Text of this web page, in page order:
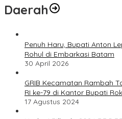
Daerah
Penuh Haru, Bupati Anton
Rohul di Embarkasi Batam
30 April 2026
GRIB Kecamatan Rambah
RI ke-79 di Kantor Bupati
17 Agustus 2024